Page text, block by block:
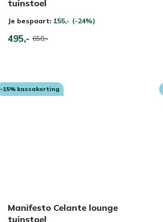
tuinstoel
Je bespaart: 155,- (-24%)
495,- 650,-
-15% kassakorting
Manifesto Celante lounge
tuinstoel